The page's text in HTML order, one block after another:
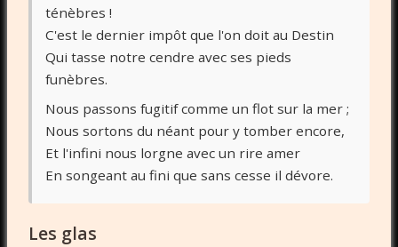
ténèbres !
C'est le dernier impôt que l'on doit au Destin
Qui tasse notre cendre avec ses pieds
funèbres.
Nous passons fugitif comme un flot sur la mer ;
Nous sortons du néant pour y tomber encore,
Et l'infini nous lorgne avec un rire amer
En songeant au fini que sans cesse il dévore.
Les glas